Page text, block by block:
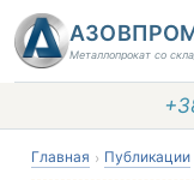
Металлопрокат со
Главная Публикации